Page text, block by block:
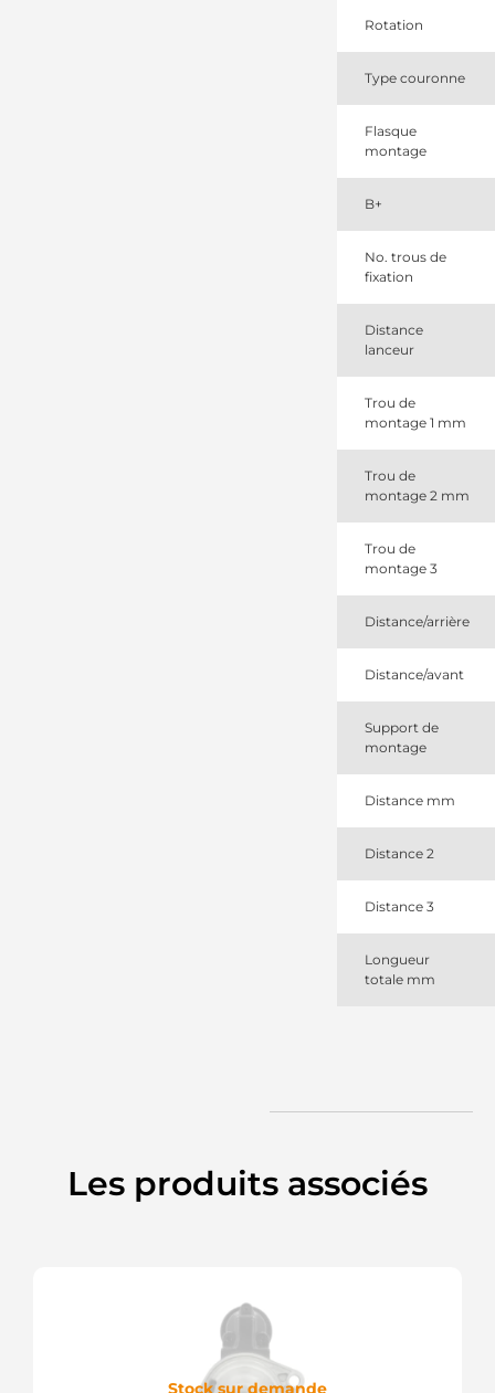
Marelli
6775704
Ford
93BB11000BB
Ford
93BB11000BAA
Ford
93BB11000JB
Ford
93BBJC
Ford
CS1058
Ford
R93BB11000BB
Ford
R93BB11000JC
Ford
SA814
Valeo
Mazda
Rotation
Type couronne
Flasque
montage
B+
No. trous de
fixation
Distance
lanceur
Trou de
montage 1 mm
Trou de
montage 2 mm
Trou de
montage 3
Distance/arrière
Distance/avant
Support de
montage
Distance mm
Distance 2
Distance 3
Longueur
totale mm
Les produits associés
Stock sur demande